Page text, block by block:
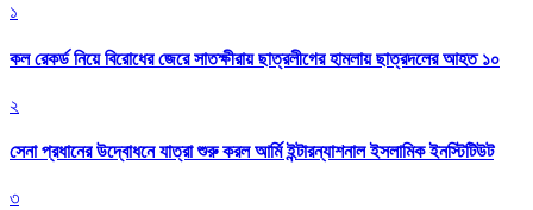
১
কল রেকর্ড নিয়ে বিরোধের জেরে সাতক্ষীরায় ছাত্রলীগের হামলায় ছাত্রদলের আহত ১০
২
সেনা প্রধানের উদ্বোধনে যাত্রা শুরু করল আর্মি ইন্টারন্যাশনাল ইসলামিক ইনস্টিটিউট
৩